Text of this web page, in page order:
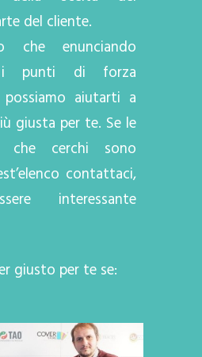
del cliente.
che enunciando
i punti di forza
aiutarti a
giusta per te. Se le
che cerchi sono
contattaci,
interessante
giusto per te se: